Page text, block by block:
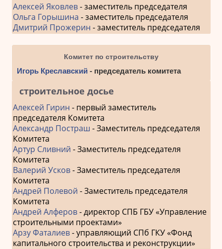
Алексей Яковлев- заместитель председателя
Ольга Горышина - заместитель председателя
Дмитрий Прожерин - заместитель председателя
Комитет по строительству
Игорь Креславский - председатель комитета
строительное досье
Алексей Гирин - первый заместитель
председателя Комитета
Александр Постраш - Заместитель председателя
Комитета
Артур Сливний - Заместитель председателя
Комитета
Валерий Усков- Заместитель председателя
Комитета
Андрей Полевой - Заместитель председателя
Комитета
Андрей Алферов- директор СПБ ГБУ «Управление
строительными проектами»
Арзу Фаталиев- управляющий СПб ГКУ «Фонд
капитального строительства и реконструкции»